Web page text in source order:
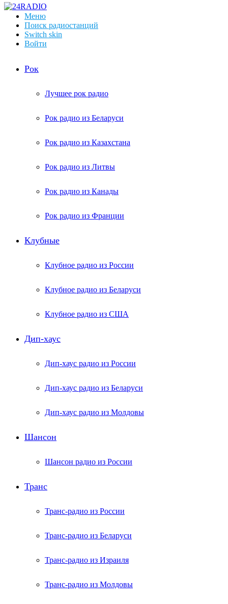
Меню
Поиск радиостанций
Switch skin
Войти
Рок
Лучшее рок радио
Рок радио из Беларуси
Рок радио из Казахстана
Рок радио из Литвы
Рок радио из Канады
Рок радио из Франции
Клубные
Клубное радио из России
Клубное радио из Беларуси
Клубное радио из США
Дип-хаус
Дип-хаус радио из России
Дип-хаус радио из Беларуси
Дип-хаус радио из Молдовы
Шансон
Шансон радио из России
Транс
Транс-радио из России
Транс-радио из Беларуси
Транс-радио из Израиля
Транс-радио из Молдовы